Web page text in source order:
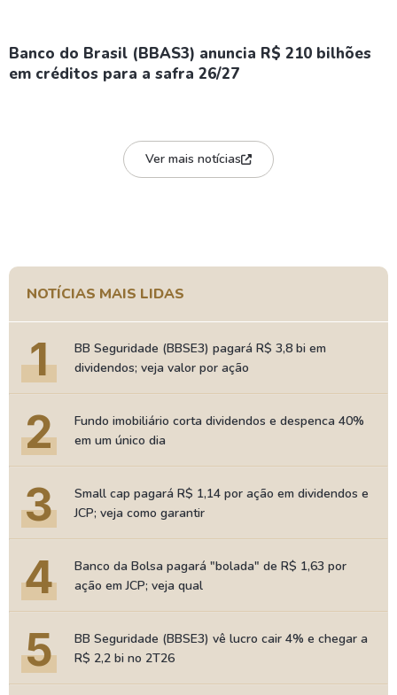
Banco do Brasil (BBAS3) anuncia R$ 210 bilhões
em créditos para a safra 26/27
Ver mais notícias
NOTÍCIAS MAIS LIDAS
1
BB Seguridade (BBSE3) pagará R$ 3,8 bi em
dividendos; veja valor por ação
2
Fundo imobiliário corta dividendos e despenca 40%
em um único dia
3
Small cap pagará R$ 1,14 por ação em dividendos e
JCP; veja como garantir
4
Banco da Bolsa pagará "bolada" de R$ 1,63 por
ação em JCP; veja qual
5
BB Seguridade (BBSE3) vê lucro cair 4% e chegar a
R$ 2,2 bi no 2T26